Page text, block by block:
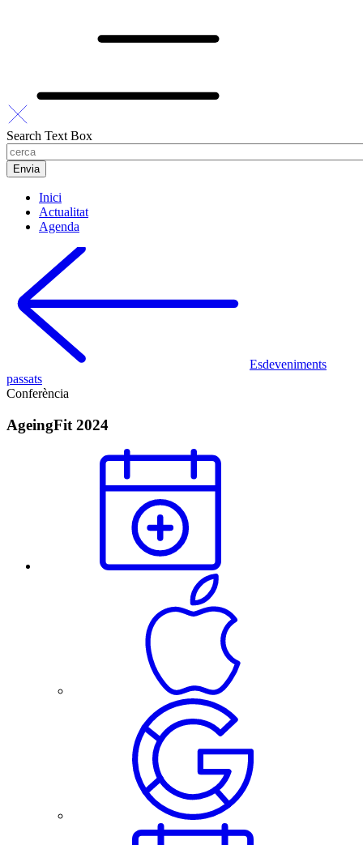
Search Text Box
Inici
Actualitat
Agenda
Esdeveniments
passats
Conferència
AgeingFit 2024